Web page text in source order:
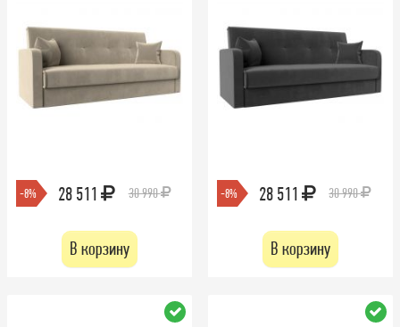
-8% 28 511 30 990
В корзину
-8% 28 511 30 990
В корзину